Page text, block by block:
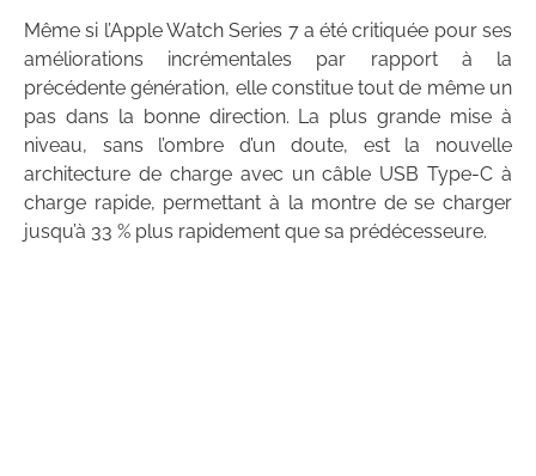
Même si l’Apple Watch Series 7 a été critiquée pour ses
améliorations incrémentales par rapport à la
précédente génération, elle constitue tout de même un
pas dans la bonne direction. La plus grande mise à
niveau, sans l’ombre d’un doute, est la nouvelle
architecture de charge avec un câble USB Type-C à
charge rapide, permettant à la montre de se charger
jusqu’à 33 % plus rapidement que sa prédécesseure.